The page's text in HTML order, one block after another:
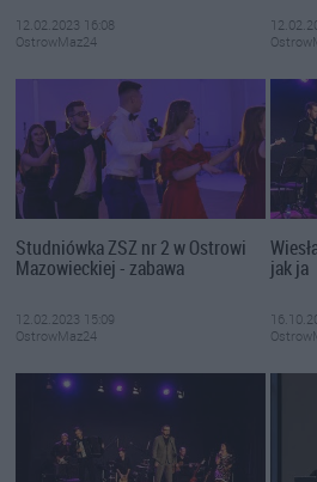
12.02.2023 16:08
OstrowMaz24
Studniówka ZSZ nr 2 w Ostrowi
Mazowieckiej - zabawa
12.02.2023 15:09
OstrowMaz24
jak ja